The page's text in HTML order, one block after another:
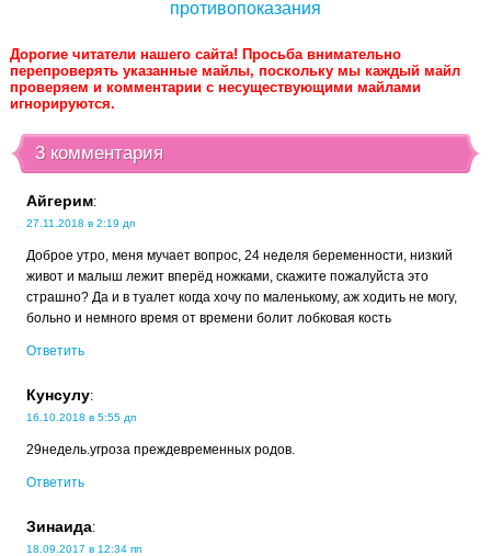
противопоказания
Дорогие читатели нашего сайта! Просьба внимательно
перепроверять указанные майлы, поскольку мы каждый майл
проверяем и комментарии с несуществующими майлами
игнорируются.
3 комментария
Айгерим:
27.11.2018 в 2:19 дп
Доброе утро, меня мучает вопрос, 24 неделя беременности, низкий
живот и малыш лежит вперёд ножками, скажите пожалуйста это
страшно? Да и в туалет когда хочу по маленькому, аж ходить не могу,
больно и немного время от времени болит лобковая кость
Ответить
Кунсулу:
16.10.2018 в 5:55 дп
29недель.угроза преждевременных родов.
Ответить
Зинаида:
18.09.2017 в 12:34 пп